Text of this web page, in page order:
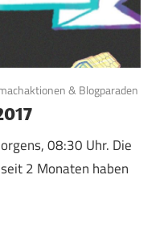
& Blogparaden
08:30 Uhr. Die
2 Monaten haben